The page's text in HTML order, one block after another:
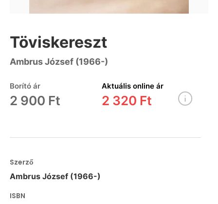
Töviskereszt
Ambrus József (1966-)
Borító ár
2 900 Ft
Aktuális online ár
2 320 Ft
Szerző
Ambrus József (1966-)
ISBN